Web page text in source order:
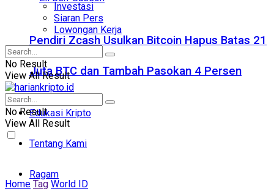
Pendiri Zcash Usulkan Bitcoin Hapus Batas 21
Juta BTC dan Tambah Pasokan 4 Persen
Edukasi Kripto
Tentang Kami
Ragam
Investasi
Siaran Pers
Lowongan Kerja
No Result
View All Result
No Result
View All Result
Home Tag World ID